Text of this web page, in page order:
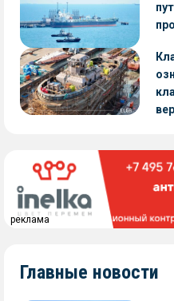
реклама
Главные новости